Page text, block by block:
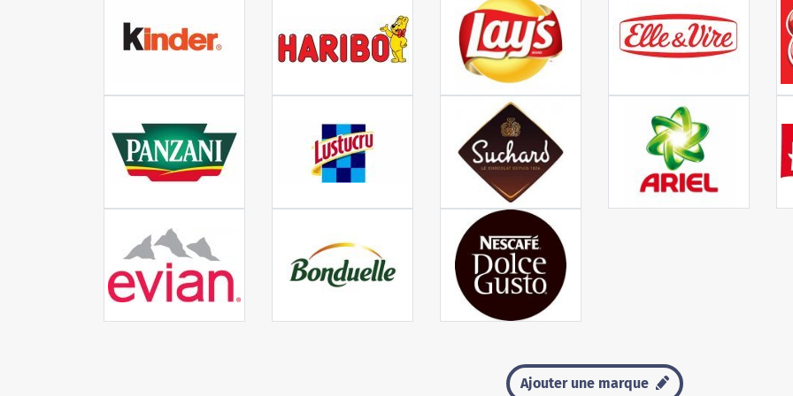
Ajouter une marque